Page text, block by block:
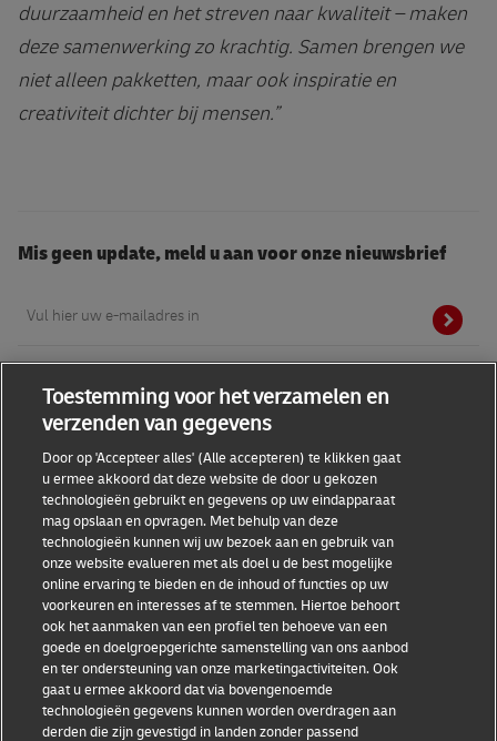
duurzaamheid en het streven naar kwaliteit – maken
deze samenwerking zo krachtig. Samen brengen we
niet alleen pakketten, maar ook inspiratie en
creativiteit dichter bij mensen.”
Mis geen update, meld u aan voor onze nieuwsbrief
Handige links
Helpdesk
DHL
Toestemmingsinstellingen Algemene voorwaarden
Toestemming voor het verzamelen en
verzenden van gegevens
Door op 'Accepteer alles' (Alle accepteren) te klikken gaat
u ermee akkoord dat deze website de door u gekozen
technologieën gebruikt en gegevens op uw eindapparaat
mag opslaan en opvragen. Met behulp van deze
technologieën kunnen wij uw bezoek aan en gebruik van
onze website evalueren met als doel u de best mogelijke
online ervaring te bieden en de inhoud of functies op uw
voorkeuren en interesses af te stemmen. Hiertoe behoort
ook het aanmaken van een profiel ten behoeve van een
goede en doelgroepgerichte samenstelling van ons aanbod
en ter ondersteuning van onze marketingactiviteiten. Ook
gaat u ermee akkoord dat via bovengenoemde
technologieën gegevens kunnen worden overdragen aan
derden die zijn gevestigd in landen zonder passend